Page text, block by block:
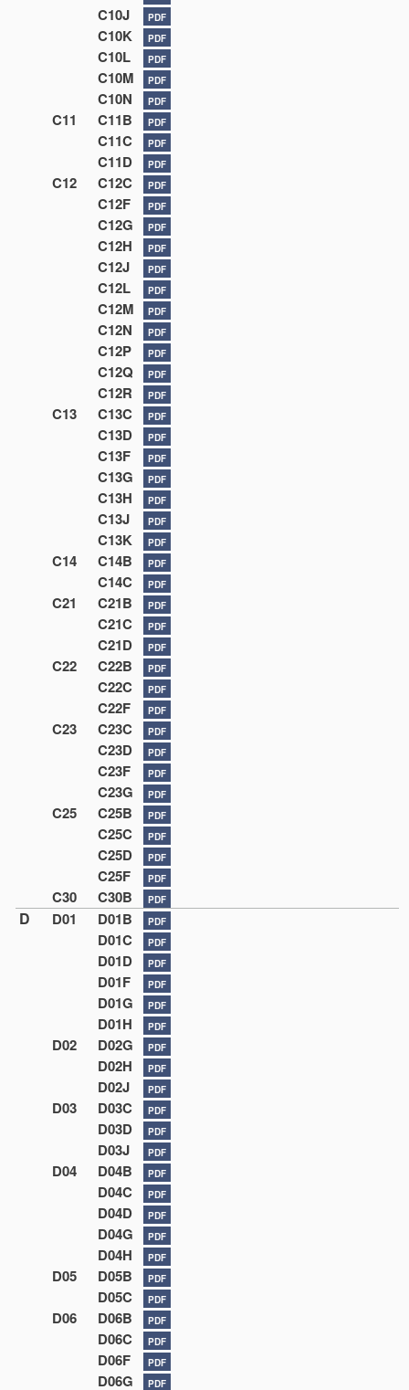
C10J PDF
C10K PDF
C10L PDF
C10M PDF
C10N PDF
C11 C11B PDF
C11C PDF
C11D PDF
C12 C12C PDF
C12F PDF
C12G PDF
C12H PDF
C12J PDF
C12L PDF
C12M PDF
C12N PDF
C12P PDF
C12Q PDF
C12R PDF
C13 C13C PDF
C13D PDF
C13F PDF
C13G PDF
C13H PDF
C13J PDF
C13K PDF
C14 C14B PDF
C14C PDF
C21 C21B PDF
C21C PDF
C21D PDF
C22 C22B PDF
C22C PDF
C22F PDF
C23 C23C PDF
C23D PDF
C23F PDF
C23G PDF
C25 C25B PDF
C25C PDF
C25D PDF
C25F PDF
C30 C30B PDF
D D01 D01B PDF
D01C PDF
D01D PDF
D01F PDF
D01G PDF
D01H PDF
D02 D02G PDF
D02H PDF
D02J PDF
D03 D03C PDF
D03D PDF
D03J PDF
D04 D04B PDF
D04C PDF
D04D PDF
D04G PDF
D04H PDF
D05 D05B PDF
D05C PDF
D06 D06B PDF
D06C PDF
D06F PDF
D06G PDF